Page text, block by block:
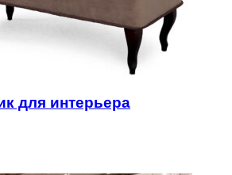
для интерьера